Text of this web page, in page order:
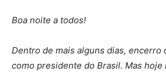
Boa noite a todos!
Dentro de mais alguns dias, encerro
como presidente do Brasil. Mas hoje